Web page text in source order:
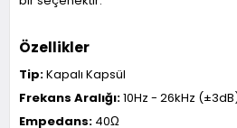
Özellikler
Tip:Kapalı Kapsül
Frekans Aralığı:10Hz - 26kHz
Empedans: 40Ω